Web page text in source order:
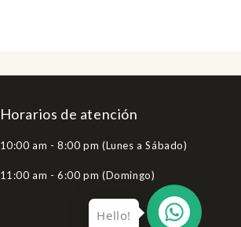
Hello!
Horarios de atención
10:00 am - 8:00 pm (Lunes a Sábado)
11:00 am - 6:00 pm (Domingo)